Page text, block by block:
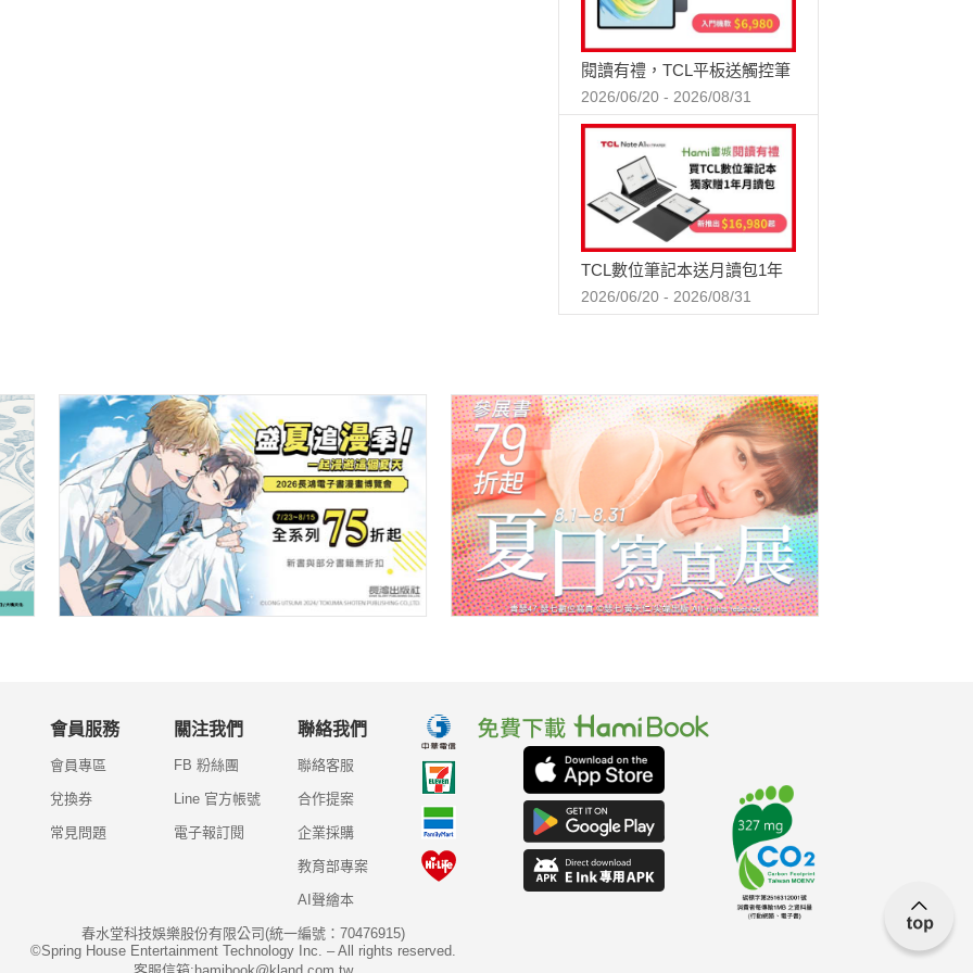
閱讀有禮，TCL平板送觸控筆
2026/06/20 - 2026/08/31
TCL數位筆記本送月讀包1年
2026/06/20 - 2026/08/31
會員服務
會員專區
兌換券
常見問題
關注我們
FB 粉絲團
Line 官方帳號
電子報訂閱
聯絡我們
聯絡客服
合作提案
企業採購
教育部專案
AI聲繪本
春水堂科技娛樂股份有限公司(統一編號：70476915)
©Spring House Entertainment Technology Inc. – All rights reserved.